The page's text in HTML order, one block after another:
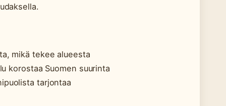
mikä tekee alueesta
korostaa Suomen suurinta
tarjontaa